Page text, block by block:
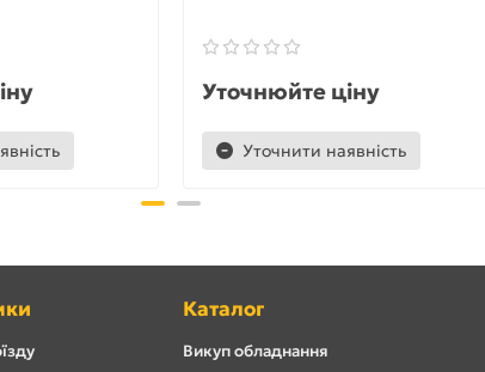
Уточнюйте ціну
Уточнити наявність
Каталог
Викуп обладнання